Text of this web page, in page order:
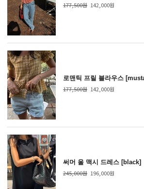
177,500원 142,000원
로맨틱 프릴 블라우스
177,500원 142,000원
써머 울 맥시 드레스 [black]
245,000원 196,000원